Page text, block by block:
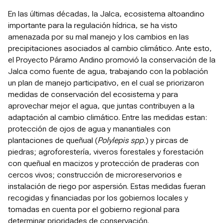
En las últimas décadas, la Jalca, ecosistema altoandino
importante para la regulación hídrica, se ha visto
amenazada por su mal manejo y los cambios en las
precipitaciones asociados al cambio climático. Ante esto,
el Proyecto Páramo Andino promovió la conservación de la
Jalca como fuente de agua, trabajando con la población
un plan de manejo participativo, en el cual se priorizaron
medidas de conservación del ecosistema y para
aprovechar mejor el agua, que juntas contribuyen a la
adaptación al cambio climático. Entre las medidas estan:
protección de ojos de agua y manantiales con
plantaciones de queñual (Polylepis spp.) y pircas de
piedras; agroforestería, viveros forestales y forestación
con queñual en macizos y protección de praderas con
cercos vivos; construcción de microreservorios e
instalación de riego por aspersión. Estas medidas fueran
recogidas y financiadas por los gobiernos locales y
tomadas en cuenta por el gobierno regional para
determinar prioridades de conservación.